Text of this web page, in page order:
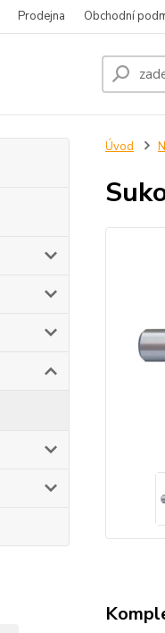
Prodejna Obchodní
Úvod